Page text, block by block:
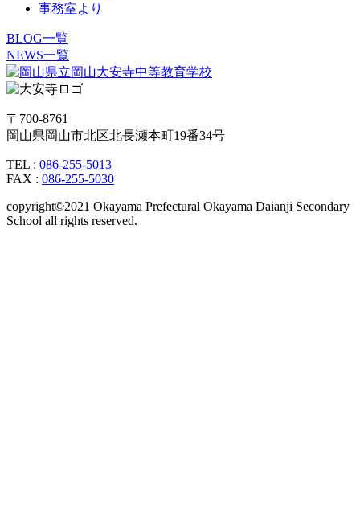
事務室より
BLOG一覧
NEWS一覧
〒700-8761
岡山県岡山市北区北長瀬本町19番34号
TEL : 086-255-5013
FAX : 086-255-5030
copyright©2021 Okayama Prefectural Okayama Daianji Secondary
School all rights reserved.